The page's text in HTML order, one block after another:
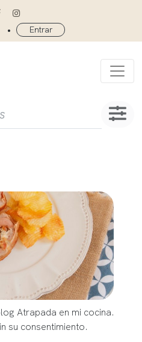
• Entrar
Atrapada en mi cocina.
su consentimiento.